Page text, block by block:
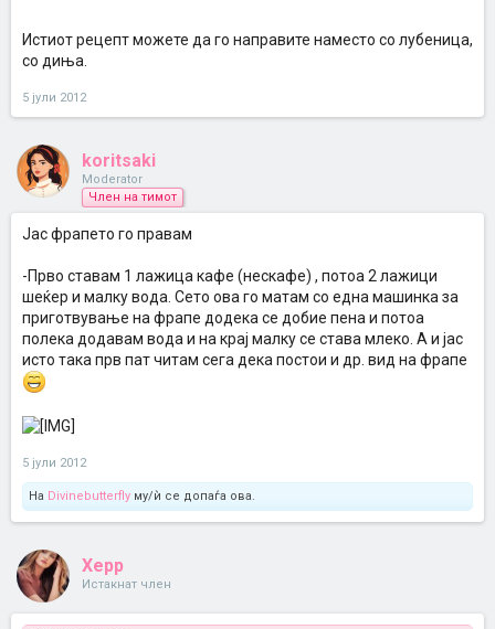
Истиот рецепт можете да го направите наместо со лубеница,
со диња.
5 јули 2012
koritsaki
Moderator
Член на тимот
Јас фрапето го правам
-Прво ставам 1 лажица кафе (нескафе) , потоа 2 лажици
шеќер и малку вода. Сето ова го матам со една машинка за
приготвување на фрапе додека се добие пена и потоа
полека додавам вода и на крај малку се става млеко. А и јас
исто така прв пат читам сега дека постои и др. вид на фрапе
5 јули 2012
На Divinebutterfly му/ѝ се допаѓа ова.
Xepp
Истакнат член